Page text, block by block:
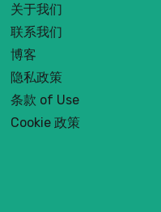
关于我们
联系我们
博客
隐私政策
条款 of Use
Cookie 政策